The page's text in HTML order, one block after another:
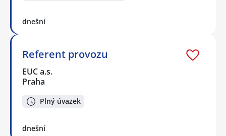
dnešní
Referent provozu
EUC a.s.
Praha
Plný úvazek
dnešní